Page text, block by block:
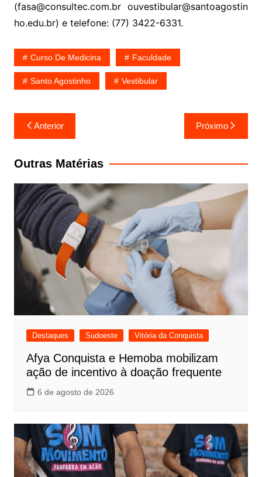
(fasa@consultec.com.br ouvestibular@santoagostin
ho.edu.br) e telefone: (77) 3422-6331.
Curso De Medicina Faculdade
Santo Agostinho Vestibular
Navegação
de
Post
Anterior Próximo
Outras Matérias
Destaques Sudoeste Vitória da Conquista
Afya Conquista e Hemoba mobilizam
ação de incentivo à doação frequente
6 de agosto de 2026